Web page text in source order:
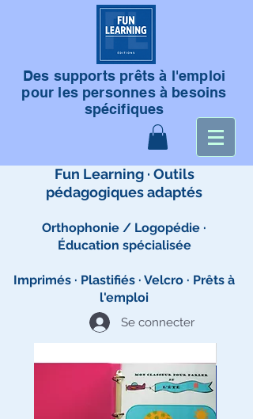
Des supports prêts à l'emploi
pour les personnes à besoins
spécifiques
Fun Learning · Outils
pédagogiques adaptés
Orthophonie / Logopédie ·
Éducation spécialisée
Imprimés · Plastifiés · Velcro · Prêts à
l'emploi
Se connecter